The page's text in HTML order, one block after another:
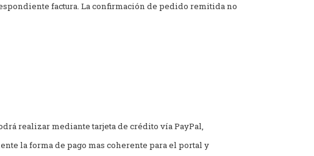
factura. La confirmación de pedido remitida no
realizar mediante tarjeta de crédito vía PayPal,
la forma de pago mas coherente para el portal y